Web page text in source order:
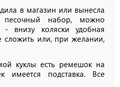
в магазин или вынесла
песочный набор, можно
внизу коляски удобная
сложить или, при желании,
куклы есть ремешок на
имеется подставка. Все